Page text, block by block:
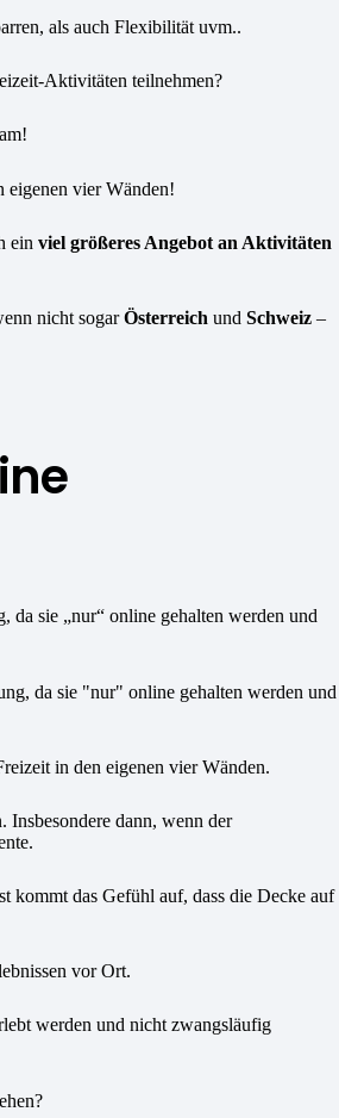
Aktivitäten teilnehmen?
eigenen vier Wänden!
ein viel größeres Angebot an Aktivitäten
nicht sogarÖsterreich und Schweiz –
da sie „nur“ online gehalten werden und
in den eigenen vier Wänden.
Insbesondere dann, wenn der
kommt das Gefühl auf, dass die Decke auf
vor Ort.
werden und nicht zwangsläufig